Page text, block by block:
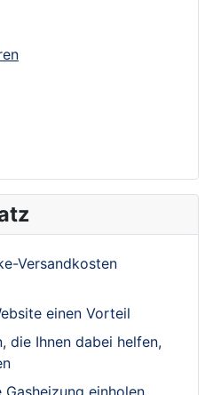
Versandkosten
einen Vorteil
die Ihnen dabei helfen,
einholen